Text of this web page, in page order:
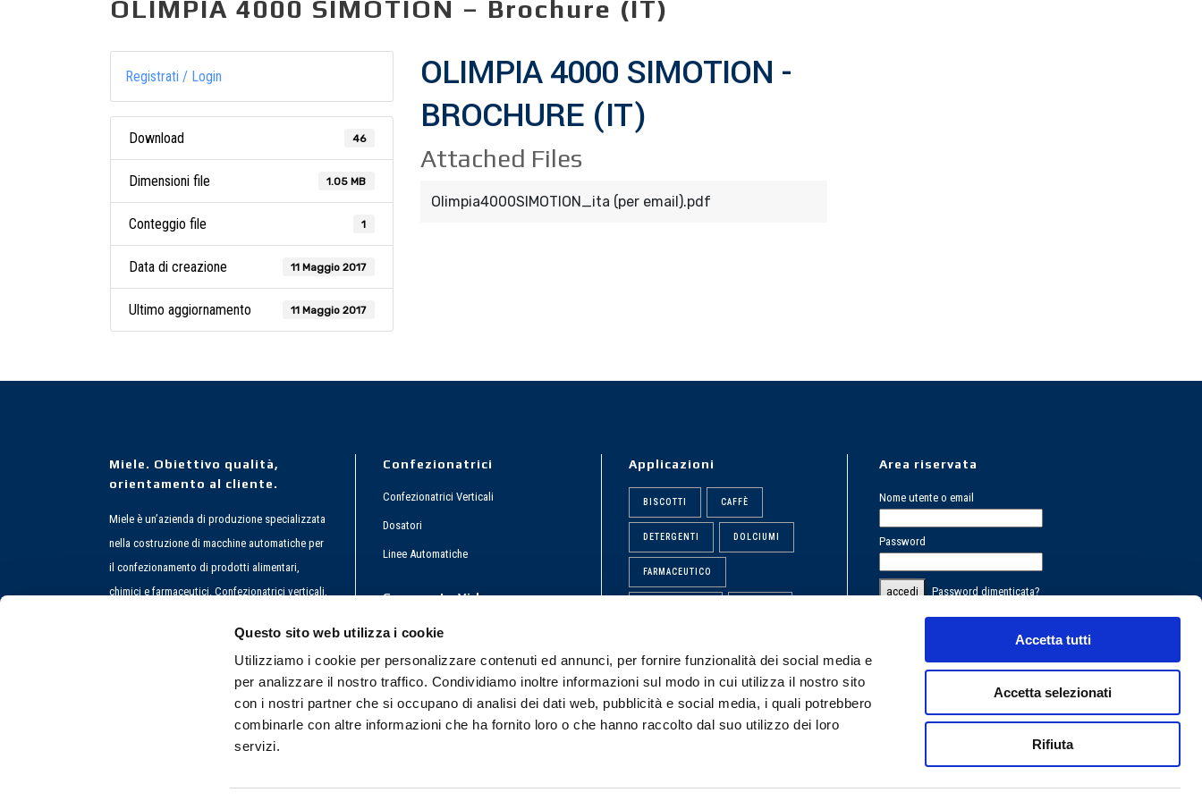
Questo sito web utilizza i cookie
Utilizziamo i cookie per personalizzare contenuti ed annunci, per fornire funzionalità dei social media e
per analizzare il nostro traffico. Condividiamo inoltre informazioni sul modo in cui utilizza il nostro sito
con i nostri partner che si occupano di analisi dei dati web, pubblicità e social media, i quali potrebbero
combinarle con altre informazioni che ha fornito loro o che hanno raccolto dal suo utilizzo dei loro
servizi.
Accetta tutti
Accetta selezionati
Rifiuta
OLIMPIA 4000 SIMOTION – Brochure (IT)
Registrati / Login
Download 46
Dimensioni file 1.05 MB
Conteggio file 1
Data di creazione 11 Maggio 2017
Ultimo aggiornamento 11 Maggio 2017
OLIMPIA 4000 SIMOTION -
BROCHURE (IT)
Attached Files
Olimpia4000SIMOTION_ita (per email).pdf
Miele. Obiettivo qualità,
orientamento al cliente.
Miele è un’azienda di produzione specializzata
nella costruzione di macchine automatiche per
il confezionamento di prodotti alimentari,
chimici e farmaceutici. Confezionatrici verticali,
Confezionatrici
Confezionatrici Verticali
Dosatori
Linee Automatiche
Corporate Video
Applicazioni
BISCOTTI CAFFÈ
DETERGENTI DOLCIUMI
FARMACEUTICO
QGAMMA SNACK
SURGELATI
Area riservata
Nome utente o email
Password
Password dimenticata?
Registrazione
COOKIES POLICY